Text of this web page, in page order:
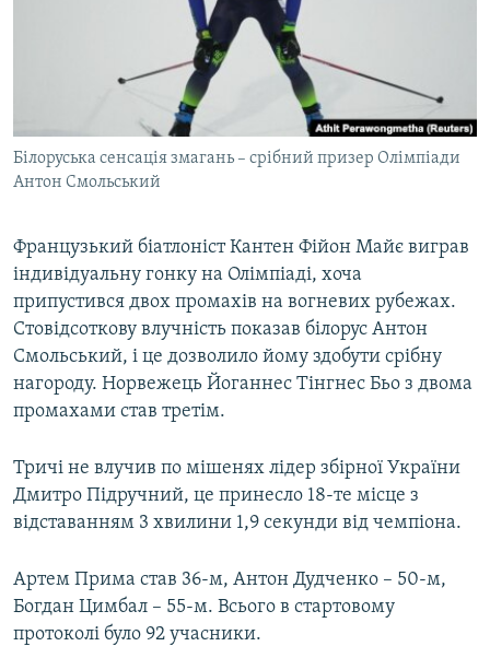
КРИМ РЕАЛІЇ
РУС
КТАТ
ДОЛУЧАЙСЯ!
Усі сайти RFE/RL
Білоруська сенсація змагань – срібний призер Олімпіади
Антон Смольський
Французький біатлоніст Кантен Фійон Майє виграв
індивідуальну гонку на Олімпіаді, хоча
припустився двох промахів на вогневих рубежах.
Стовідсоткову влучність показав білорус Антон
Смольський, і це дозволило йому здобути срібну
нагороду. Норвежець Йоганнес Тінгнес Бьо з двома
промахами став третім.
Тричі не влучив по мішенях лідер збірної України
Дмитро Підручний, це принесло 18-те місце з
відставанням 3 хвилини 1,9 секунди від чемпіона.
Артем Прима став 36-м, Антон Дудченко – 50-м,
Богдан Цимбал – 55-м. Всього в стартовому
протоколі було 92 учасники.